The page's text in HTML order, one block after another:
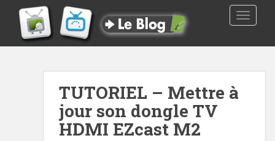
TUTORIEL – Mettre à
jour son dongle TV
HDMI EZcast M2